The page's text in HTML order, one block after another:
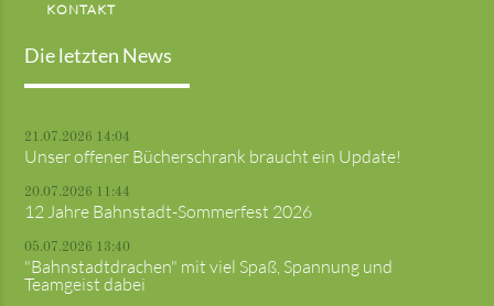
KONTAKT
Die letzten News
21.07.2026 14:04
Unser offener Bücherschrank braucht ein Update!
20.07.2026 11:44
12 Jahre Bahnstadt-Sommerfest 2026
05.07.2026 13:40
"Bahnstadtdrachen" mit viel Spaß, Spannung und
Teamgeist dabei